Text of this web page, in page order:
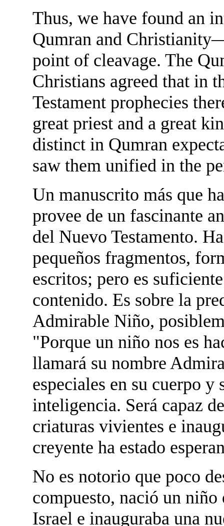
Thus, we have found an
Qumran and
point of cleavage. The
Christians agreed that in
Testament prophecies
great priest and a great
distinct in Qumran
saw them unified in the
Un manuscrito más que
provee de un fascinante
del Nuevo Testamento.
pequeños fragmentos,
escritos; pero es
contenido. Es sobre la
Admirable Niño,
"Porque un niño nos es
llamará su nombre
especiales en su cuerpo
inteligencia. Será capaz
criaturas vivientes e
creyente ha estado
No es notorio que poco
compuesto, nació un niño
Israel e inauguraba una